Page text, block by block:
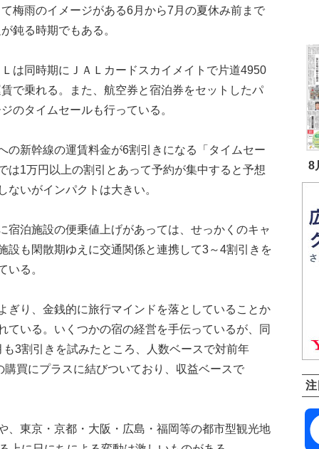
梅雨のイメージがある6月から7月の夏休み前まで
鈍る時期でもある。
は同時期にＪＡＬカードスカイメイトで片道4950
で乗れる。また、航空券と宿泊券をセットしたパ
のタイムセールも行っている。
新幹線の運賃料金が6割引きになる「タイムセー
は1万円以上の割引とあって予約が集中すると予想
いがインパクトは大きい。
泊施設の便乗値上げがあっては、せっかくのキャ
設も閑散期ゆえに交通関係と連携して3～4割引きを
いる。
り、金銭的に旅行マインドを落としていることか
ている。いくつかの宿の経営を手伝っているが、同
3割引きを試みたところ、人数ベースで対前年
買にプラスに結びついており、収益ベースで
東京・京都・大阪・広島・福岡等の都市型観光地
8
注